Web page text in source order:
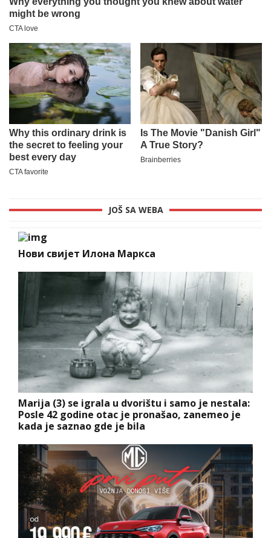
JOŠ SA WEBA
Нови свијет Илона Маркса
Marija (3) se igrala u dvorištu i samo je nestala:
Posle 42 godine otac je pronašao, zanemeo je
kada je saznao gde je bila